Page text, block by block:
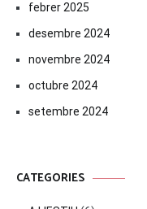
febrer 2025
desembre 2024
novembre 2024
octubre 2024
setembre 2024
CATEGORIES